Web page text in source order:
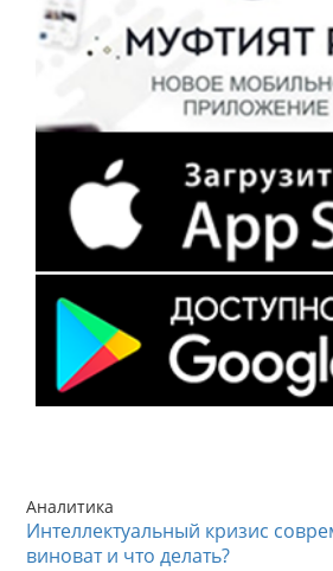
Аналитика
Интеллектуальный кризис
виноват и что делать?